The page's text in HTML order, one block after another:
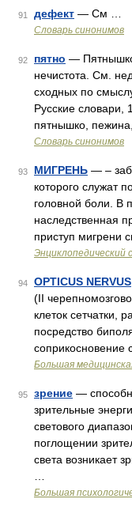
91 дефект — См …
Словарь синонимов
92 пятно —
нечистота. См.
сходных по
Русские словари,
пятнышко,
Словарь синонимов
93 МИГРЕНЬ — –
которого служат
головной боли. В
наследственная
приступ мигрени
Энциклопедический
94 OPTICUS NERVUS
(II
клеток сетчатки,
посредство
соприкосновение
Большая
95 зрение —
зрительные
светового
поглощении
света возникает
Большая